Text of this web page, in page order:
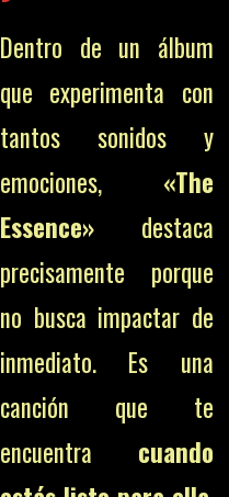
Dentro de un álbum
que experimenta con
tantos sonidos y
emociones, «The
Essence»destaca
precisamente porque
no busca impactar de
inmediato. Es una
canción que te
encuentra cuando